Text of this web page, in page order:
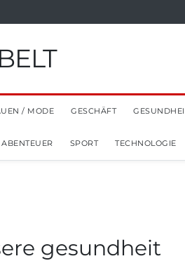
/ MODE GESCHÄFT
SPORT TECHNOLOGIE
gesundheit